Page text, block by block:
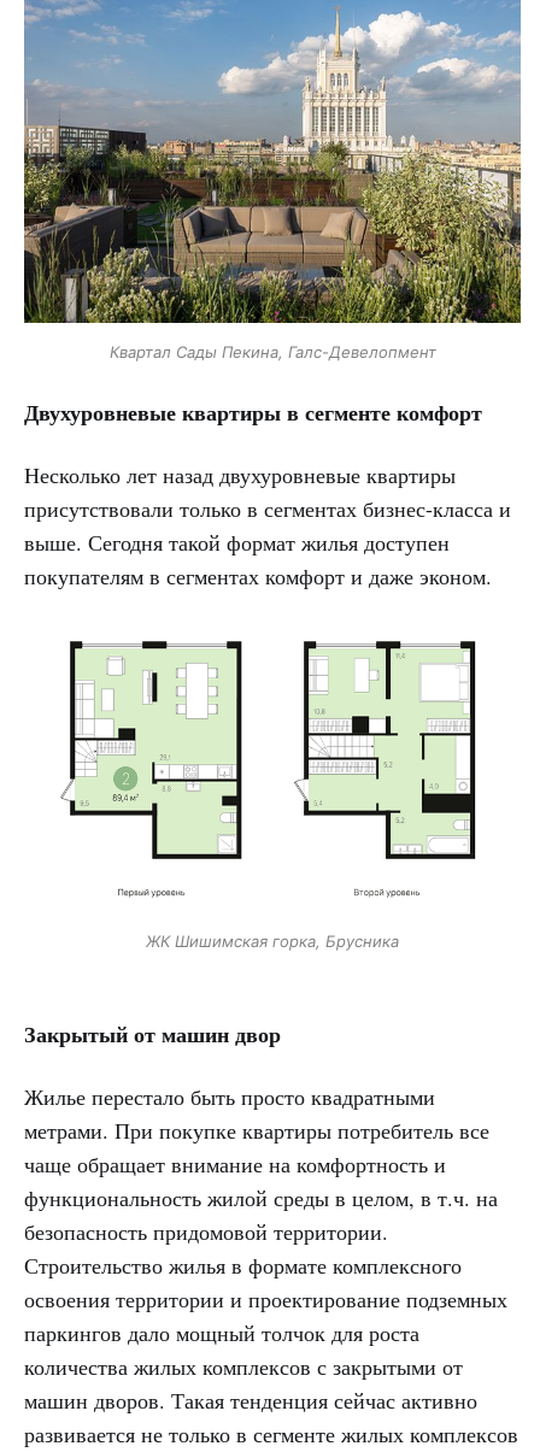
Квартал Сады Пекина, Галс-Девелопмент
Двухуровневые квартиры в сегменте комфорт
Несколько лет назад двухуровневые квартиры
присутствовали только в сегментах бизнес-класса и
выше. Сегодня такой формат жилья доступен
покупателям в сегментах комфорт и даже эконом.
ЖК Шишимская горка, Брусника
Закрытый от машин двор
Жилье перестало быть просто квадратными
метрами. При покупке квартиры потребитель все
чаще обращает внимание на комфортность и
функциональность жилой среды в целом, в т.ч. на
безопасность придомовой территории.
Строительство жилья в формате комплексного
освоения территории и проектирование подземных
паркингов дало мощный толчок для роста
количества жилых комплексов с закрытыми от
машин дворов. Такая тенденция сейчас активно
развивается не только в сегменте жилых комплексов